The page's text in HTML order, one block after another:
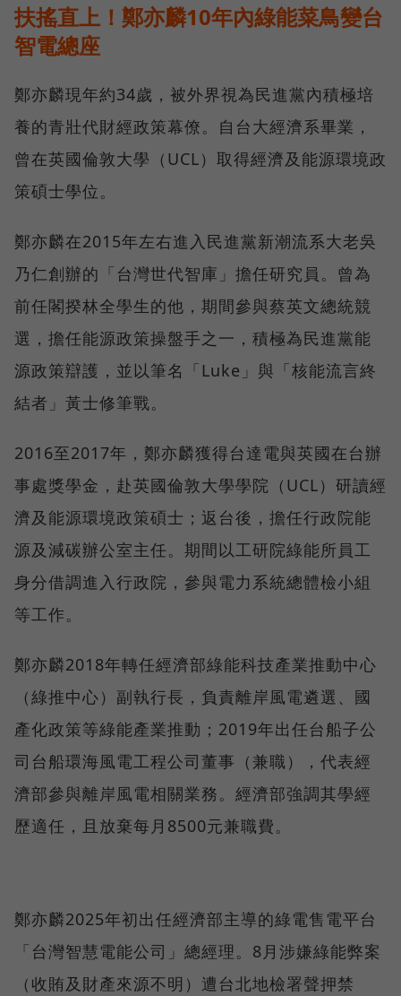
扶搖直上！鄭亦麟10年內綠能菜鳥變台
智電總座
鄭亦麟現年約34歲，被外界視為民進黨內積極培
養的青壯代財經政策幕僚。自台大經濟系畢業，
曾在英國倫敦大學（UCL）取得經濟及能源環境政
策碩士學位。
鄭亦麟在2015年左右進入民進黨新潮流系大老吳
乃仁創辦的「台灣世代智庫」擔任研究員。曾為
前任閣揆林全學生的他，期間參與蔡英文總統競
選，擔任能源政策操盤手之一，積極為民進黨能
源政策辯護，並以筆名「Luke」與「核能流言終
結者」黃士修筆戰。
2016至2017年，鄭亦麟獲得台達電與英國在台辦
事處獎學金，赴英國倫敦大學學院（UCL）研讀經
濟及能源環境政策碩士；返台後，擔任行政院能
源及減碳辦公室主任。期間以工研院綠能所員工
身分借調進入行政院，參與電力系統總體檢小組
等工作。
鄭亦麟2018年轉任經濟部綠能科技產業推動中心
（綠推中心）副執行長，負責離岸風電遴選、國
產化政策等綠能產業推動；2019年出任台船子公
司台船環海風電工程公司董事（兼職），代表經
濟部參與離岸風電相關業務。經濟部強調其學經
歷適任，且放棄每月8500元兼職費。
鄭亦麟2025年初出任經濟部主導的綠電售電平台
「台灣智慧電能公司」總經理。8月涉嫌綠能弊案
（收賄及財產來源不明）遭台北地檢署聲押禁